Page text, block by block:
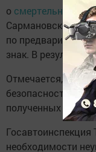
о смертельном
Сармановском
по
знак. В
Отмечается, что
безопасности и
полученных травм
Госавтоинспекция
необходимости